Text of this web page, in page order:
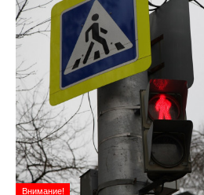
Внимание!